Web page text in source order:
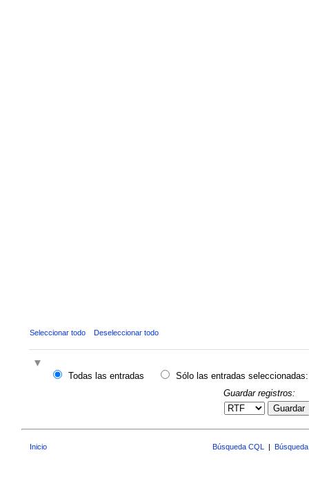
Seleccionar todo Deseleccionar todo
Todas las entradas
Sólo las entradas seleccionadas:
Guardar registros:
Guardar
Inicio Búsqueda CQL